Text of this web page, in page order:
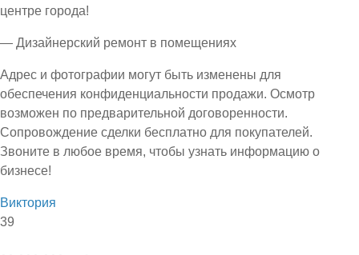
центре города!
— Дизайнерский ремонт в помещениях
Адрес и фотографии могут быть изменены для
обеспечения конфиденциальности продажи. Осмотр
возможен по предварительной договоренности.
Сопровождение сделки бесплатно для покупателей.
Звоните в любое время, чтобы узнать информацию о
бизнесе!
Виктория
39